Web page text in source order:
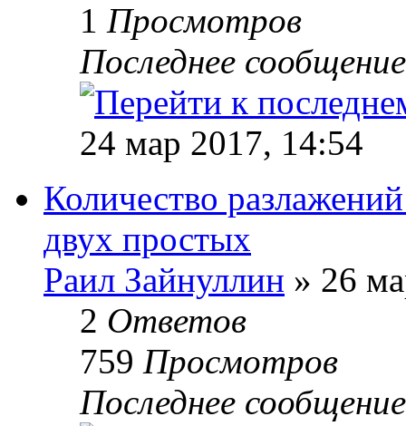
1 Просмотров
Последнее
24 мар 2017, 14:54
Количество
двух простых
Раил Зайнуллин » 26
2 Ответов
759 Просмотров
Последнее